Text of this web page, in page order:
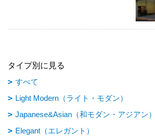
タイプ別に見る
すべて
Light Modern（ライト・モダン）
Japanese&Asian（和モダン・アジアン）
Elegant（エレガント）